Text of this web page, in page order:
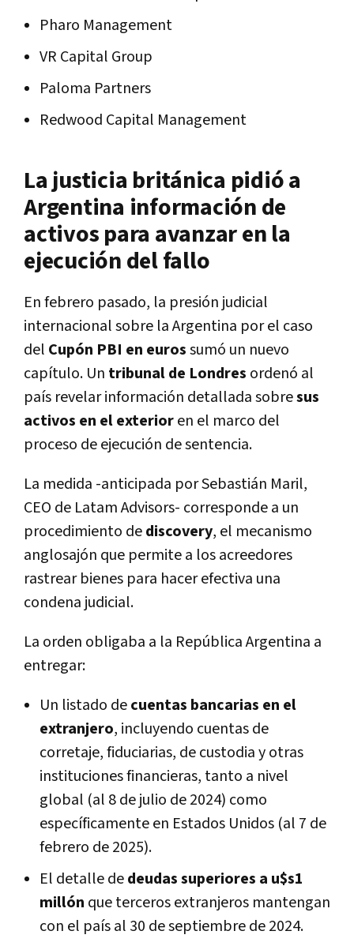
Pharo Management
VR Capital Group
Paloma Partners
Redwood Capital Management
La justicia británica pidió a
Argentina información de
activos para avanzar en la
ejecución del fallo
En febrero pasado, la presión judicial
internacional sobre la Argentina por el caso
del Cupón PBI en eurossumó un nuevo
capítulo. Un tribunal de Londres ordenó al
país revelar información detallada sobresus
activos en el exterioren el marco del
proceso de ejecución de sentencia.
La medida -anticipada por Sebastián Maril,
CEO de Latam Advisors- corresponde a un
procedimiento dediscovery, el mecanismo
anglosajón que permite a los acreedores
rastrear bienes para hacer efectiva una
condena judicial.
La orden obligaba a la República Argentina a
entregar:
Un listado decuentas bancarias en el
extranjero, incluyendo cuentas de
corretaje, fiduciarias, de custodia y otras
instituciones financieras, tanto a nivel
global (al 8 de julio de 2024) como
específicamente en Estados Unidos (al 7 de
febrero de 2025).
El detalle dedeudas superiores a u$s1
millón que terceros extranjeros mantengan
con el país al 30 de septiembre de 2024.